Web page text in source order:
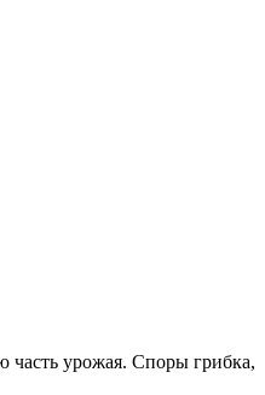
часть урожая. Споры грибка,